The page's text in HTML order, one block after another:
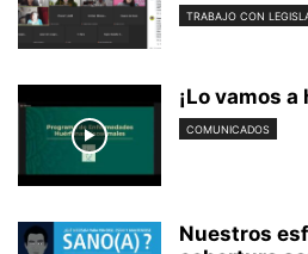
TRABAJO CON
¡Lo vamos
COMUNICADOS
Nuestros